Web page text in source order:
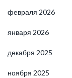
февраля 2026
января 2026
декабря 2025
ноября 2025